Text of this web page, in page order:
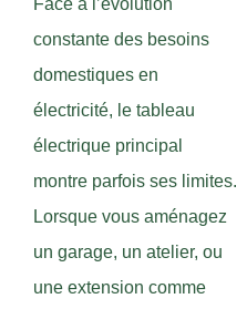
Face à l’évolution
constante des besoins
domestiques en
électricité, le tableau
électrique principal
montre parfois ses limites.
Lorsque vous aménagez
un garage, un atelier, ou
une extension comme